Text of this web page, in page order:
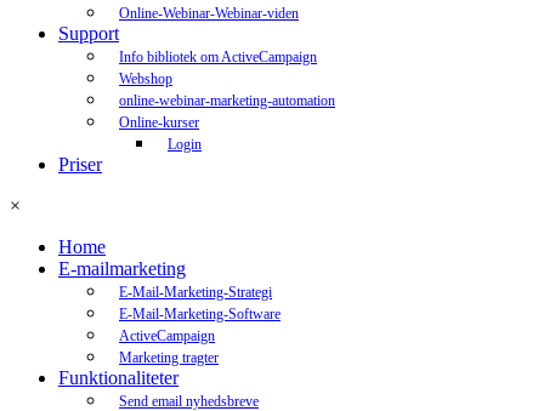
Online-Webinar-Webinar-viden
Support
Info bibliotek om ActiveCampaign
Webshop
online-webinar-marketing-automation
Online-kurser
Login
Priser
×
Home
E-mailmarketing
E-Mail-Marketing-Strategi
E-Mail-Marketing-Software
ActiveCampaign
Marketing tragter
Funktionaliteter
Send email nyhedsbreve